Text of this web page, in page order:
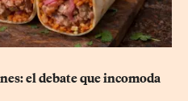
el debate que incomoda